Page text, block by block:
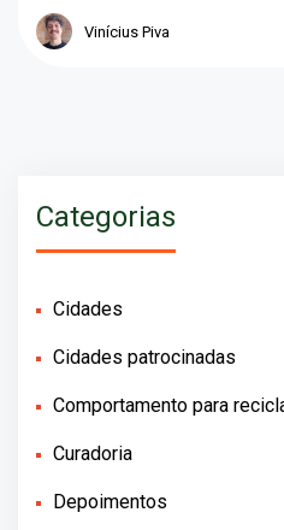
Vinícius Piva
Categorias
Cidades
Cidades patrocinadas
Comportamento para
Curadoria
Depoimentos